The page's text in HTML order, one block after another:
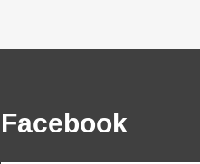
Facebook